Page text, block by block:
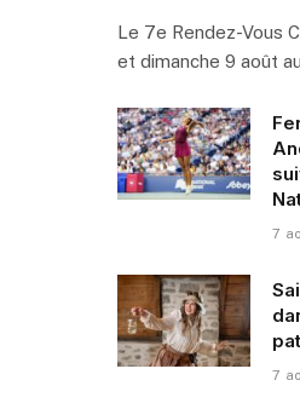
Le 7e Rendez-Vous
et dimanche 9 août
7
7